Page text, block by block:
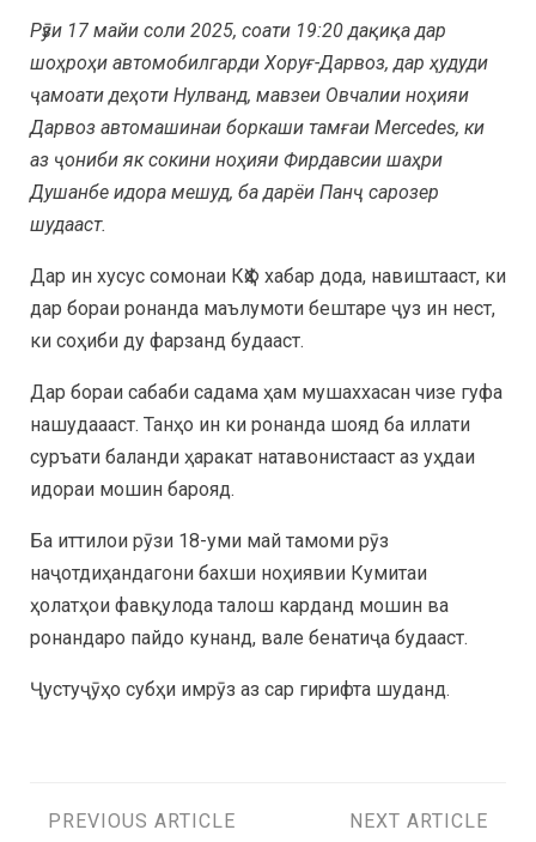
Рӯзи 17 майи соли 2025, соати 19:20 дақиқа дар
шоҳроҳи автомобилгарди Хоруғ-Дарвоз, дар ҳудуди
ҷамоати деҳоти Нулванд, мавзеи Овчалии ноҳияи
Дарвоз автомашинаи боркаши тамғаи Mercedes, ки
аз ҷониби як сокини ноҳияи Фирдавсии шаҳри
Душанбе идора мешуд, ба дарёи Панҷ сарозер
шудааст.
Дар ин хусус сомонаи КҲФ хабар дода, навиштааст, ки
дар бораи ронанда маълумоти бештаре ҷуз ин нест,
ки соҳиби ду фарзанд будааст.
Дар бораи сабаби садама ҳам мушаххасан чизе гуфа
нашудаааст. Танҳо ин ки ронанда шояд ба иллати
суръати баланди ҳаракат натавонистааст аз уҳдаи
идораи мошин барояд.
Ба иттилои рӯзи 18-уми май тамоми рӯз
наҷотдиҳандагони бахши ноҳиявии Кумитаи
ҳолатҳои фавқулода талош карданд мошин ва
ронандаро пайдо кунанд, вале бенатиҷа будааст.
Ҷустуҷӯҳо субҳи имрӯз аз сар гирифта шуданд.
PREVIOUS ARTICLE
NEXT ARTICLE